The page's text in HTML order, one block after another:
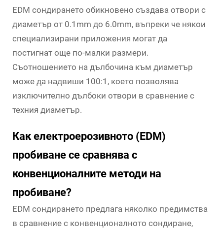
EDM сондирането обикновено създава отвори с
диаметър от 0.1mm до 6.0mm, въпреки че някои
специализирани приложения могат да
постигнат още по-малки размери.
Съотношението на дълбочина към диаметър
може да надвиши 100:1, което позволява
изключително дълбоки отвори в сравнение с
техния диаметър.
Как електроерозивното (EDM)
пробиване се сравнява с
конвенционалните методи на
пробиване?
EDM сондирането предлага няколко предимства
в сравнение с конвенционалното сондиране,